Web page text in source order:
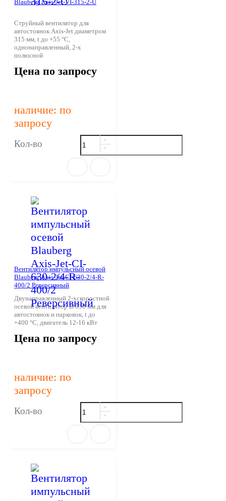
Blauberg Axis-Jet-VI-315-2-U
Струйный вентилятор для
автостоянок Axis-Jet диаметром
315 мм, t до +55 °С,
однонаправленный, 2-х
полюсной
Цена по запросу
наличие: по
запросу
Кол-во
Вентилятор импульсный осевой
Blauberg Axis-Jet-CI-630-2/4-R-
400/2 Реверсивный
Двунаправленный 2-хскоростной
осевой вентилятор D 630 мм для
автостоянок и парковок, t до
+400 °С, двигатель 12-16 кВт
Цена по запросу
наличие: по
запросу
Кол-во